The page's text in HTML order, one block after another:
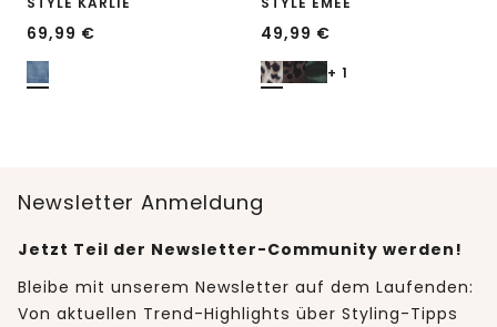
69,99 € 49,99 €
+ 1
Newsletter Anmeldung
Jetzt Teil der Newsletter-Community werden!
Bleibe mit unserem Newsletter auf dem Laufenden:
Von aktuellen Trend-Highlights über Styling-Tipps